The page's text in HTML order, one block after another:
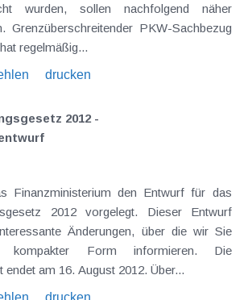
Der Arbeitnehmer hat regelmäßig...
drucken
2012 -
den Entwurf für das
Dieser Entwurf
Änderungen, über die wir Sie
kompakter Form informieren. Die
endet am 16. August 2012. Über...
drucken